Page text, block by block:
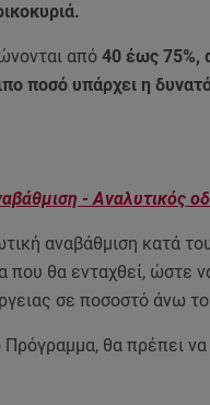
από 40 έως 75%,
ποσό υπάρχει η
- Αναλυτικός
αναβάθμιση κατά
που θα ενταχθεί, ώστε
σε ποσοστό άνω
Πρόγραμμα, θα πρέπει